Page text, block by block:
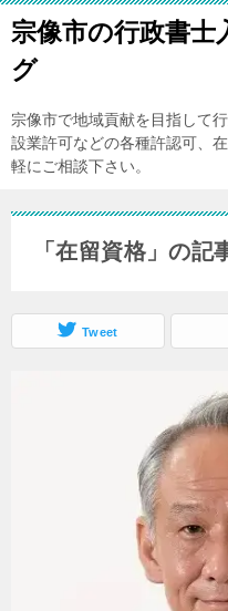
宗像市の行政書士
グ
宗像市で地域貢献を目指して
設業許可などの各種許認可、
軽にご相談下さい。
「在留資格」の記
Tweet